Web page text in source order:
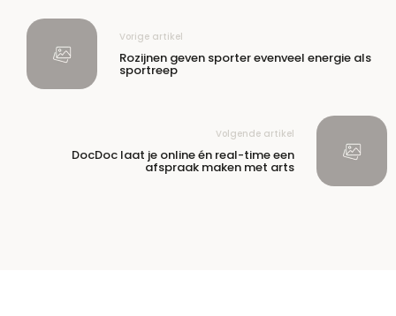
Vorige artikel
Rozijnen geven sporter evenveel energie als
sportreep
Volgende artikel
DocDoc laat je online én real-time een
afspraak maken met arts